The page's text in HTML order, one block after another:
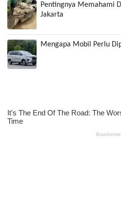
Pentingnya Memahami
Jakarta
Mengapa Mobil Perlu